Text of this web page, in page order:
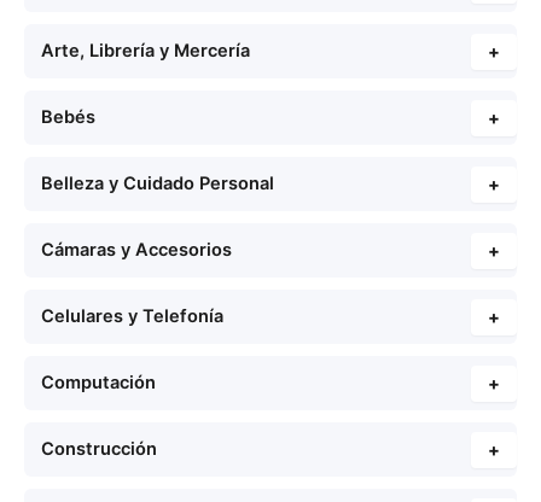
Arte, Librería y Mercería +
Bebés +
Belleza y Cuidado Personal +
Cámaras y Accesorios +
Celulares y Telefonía +
Computación +
Construcción +